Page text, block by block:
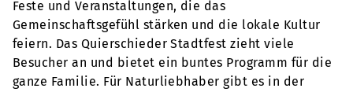
Feste und Veranstaltungen, die das
Gemeinschaftsgefühl stärken und die lokale Kultur
feiern. Das Quierschieder Stadtfest zieht viele
Besucher an und bietet ein buntes Programm für die
ganze Familie. Für Naturliebhaber gibt es in der